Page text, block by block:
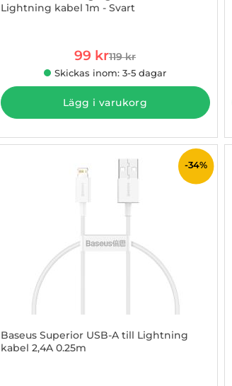
Lightning kabel 1m - Svart
rea pris
99 krtidigare pris
119 kr
Skickas inom: 3-5 dagar
Lägg i varukorg
-34%
Baseus Superior USB-A till Lightning
kabel 2,4A 0.25m